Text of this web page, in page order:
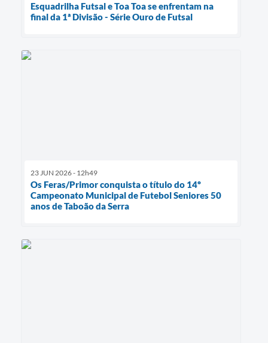
Esquadrilha Futsal e Toa Toa se enfrentam na
final da 1ª Divisão - Série Ouro de Futsal
23 JUN 2026 - 12h49
Os Feras/Primor conquista o título do 14º
Campeonato Municipal de Futebol Seniores 50
anos de Taboão da Serra